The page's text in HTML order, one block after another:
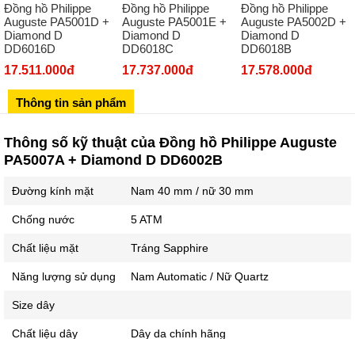
Số 273 Nguyễn Văn Cừ - Long Biên - Hà Nội
02439392490
Sô 580 Ngã tư Trường Chinh - Hà Nội
Số 28 Chùa Thông - Sơn Tây - Hà Nội
Số 53 Trần Đăng Ninh - Cầu Giấy - Hà Nội
Showroom 86: BH9A-SP.9A-63 Vinhomes Ocean Park 1, Dương
Đồng hồ Philippe
Auguste PA5001D +
Diamond D
DD6016D
17.511.000đ
Đồng hồ Philippe
Auguste PA5001E +
Diamond D
DD6018C
17.737.000đ
Đồng hồ Philippe
Auguste PA5002D +
Diamond D
DD6018B
17.578.000đ
Thông tin sản phẩm
Thông số kỹ thuật của Đồng hồ Philippe Auguste
PA5007A + Diamond D DD6002B
Đường kính mặt Nam 40 mm / nữ 30 mm
Chống nước 5 ATM
Chất liệu mặt Tráng Sapphire
Năng lượng sử dụng Nam Automatic / Nữ Quartz
Size dây
Chất liệu dây Dây da chính hãng